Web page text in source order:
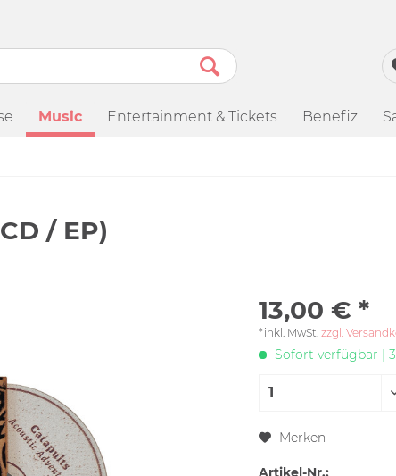
Music Entertainment & Tickets Benefiz
/ EP)
13,00 € *
*inkl. MwSt.zzgl.
Sofort verfügbar |
Merken
Artikel-Nr.: